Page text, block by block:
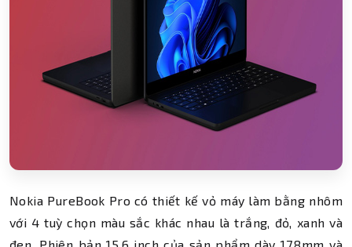
Nokia PureBook Pro có thiết kế vỏ máy làm bằng nhôm
với 4 tuỳ chọn màu sắc khác nhau là trắng, đỏ, xanh và